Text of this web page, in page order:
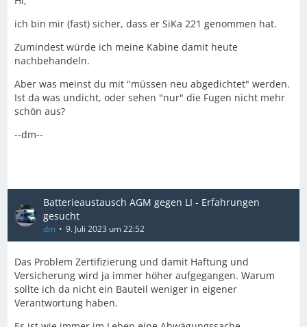
ich bin mir (fast) sicher, dass er SiKa 221 genommen hat.
Zumindest würde ich meine Kabine damit heute
nachbehandeln.
Aber was meinst du mit "müssen neu abgedichtet" werden.
Ist da was undicht, oder sehen "nur" die Fugen nicht mehr
schön aus?
--dm--
Batterieaustausch AGM gegen LI - Erfahrungen
gesucht
dm 9. Juli 2023 um 22:52
Das Problem Zertifizierung und damit Haftung und
Versicherung wird ja immer höher aufgegangen. Warum
sollte ich da nicht ein Bauteil weniger in eigener
Verantwortung haben.